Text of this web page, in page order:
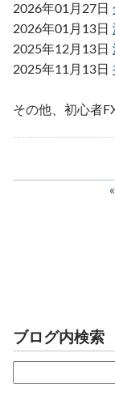
2026年01月27日
2026年01月13日
2025年12月13日
2025年11月13日
その他、初心者
ブログ内検索